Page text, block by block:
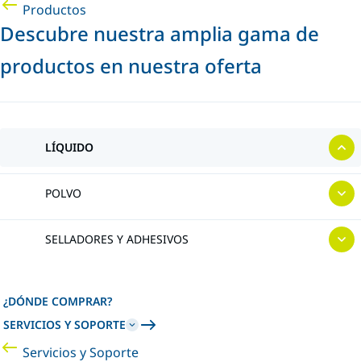
Productos
Descubre nuestra amplia gama de
productos en nuestra oferta
LÍQUIDO
POLVO
SELLADORES Y ADHESIVOS
¿DÓNDE COMPRAR?
SERVICIOS Y SOPORTE
Servicios y Soporte